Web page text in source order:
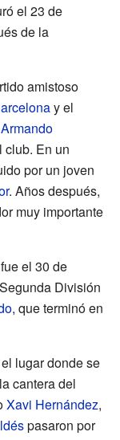
el 23 de
de la
amistoso
y el
club. En un
por un joven
. Años después,
muy importante
el 30 de
División
, que terminó en
lugar donde se
cantera del
Xavi Hernández,
pasaron por